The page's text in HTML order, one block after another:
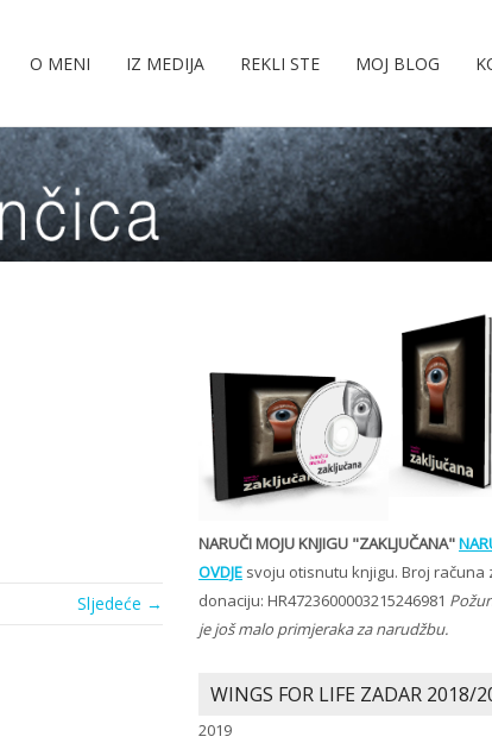
O MENI IZ MEDIJA REKLI STE MOJ BLOG
Sljedeće →
NARUČI MOJU KNJIGU "ZAKLJUČANA"
OVDJE svoju otisnutu knjigu. Broj računa
donaciju: HR4723600003215246981
je još malo primjeraka za narudžbu.
WINGS FOR LIFE ZADAR 2018/
2019